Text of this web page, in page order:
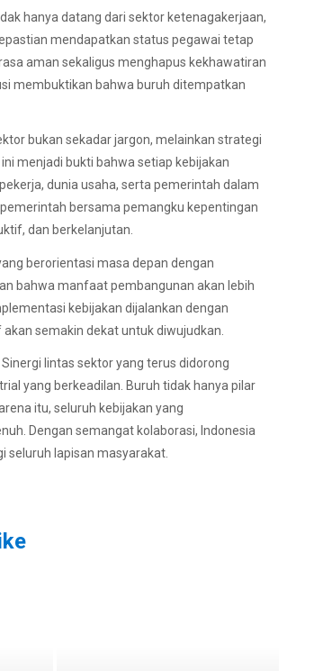
hanya datang dari sektor ketenagakerjaan,
mendapatkan status pegawai tetap
aman sekaligus menghapus kekhawatiran
membuktikan bahwa buruh ditempatkan
bukan sekadar jargon, melainkan strategi
menjadi bukti bahwa setiap kebijakan
dunia usaha, serta pemerintah dalam
bersama pemangku kepentingan
dan berkelanjutan.
berorientasi masa depan dengan
bahwa manfaat pembangunan akan lebih
kebijakan dijalankan dengan
semakin dekat untuk diwujudkan.
lintas sektor yang terus didorong
yang berkeadilan. Buruh tidak hanya pilar
itu, seluruh kebijakan yang
Dengan semangat kolaborasi, Indonesia
seluruh lapisan masyarakat.